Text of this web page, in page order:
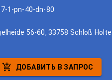
1-pn-40-dn-80
56-60, 33758 Schloß
ДОБАВИТЬ В ЗАПРОС